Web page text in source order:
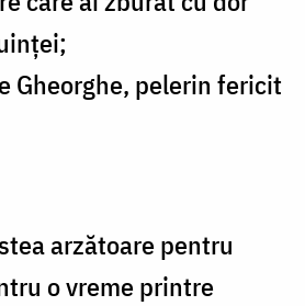
Gheorghe, pelerin fericit
arzătoare pentru
o vreme printre